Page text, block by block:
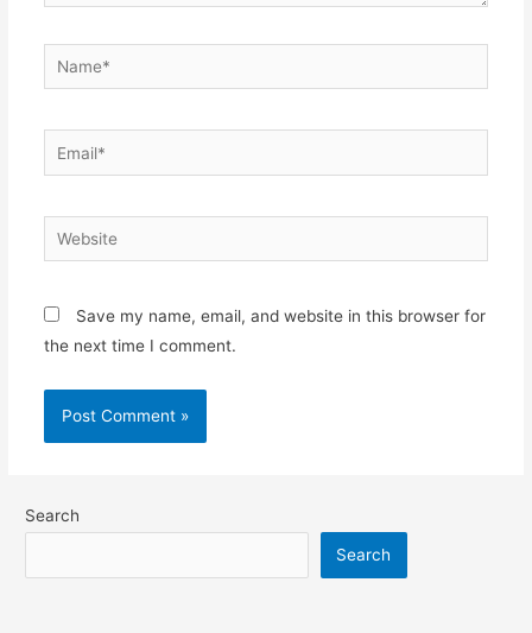
Save my name, email, and website in this browser for
the next time I comment.
Search
Search